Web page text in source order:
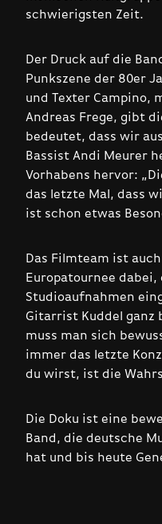
schwierigsten Zeit.
Der Druck auf die
Punkszene der 80er
und Texter Campino,
Andreas Frege, gibt
bedeutet, dass wir
Bassist Andi Meurer
Vorhabens hervor:
das letzte Mal, dass
ist schon etwas
Das Filmteam ist
Europatournee
Studioaufnahmen
Gitarrist Kuddel ganz
muss man sich
immer das letzte
du wirst, ist die
Die Doku ist eine
Band, die deutsche
hat und bis heute